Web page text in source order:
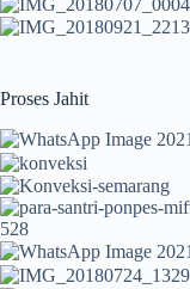
Proses Jahit